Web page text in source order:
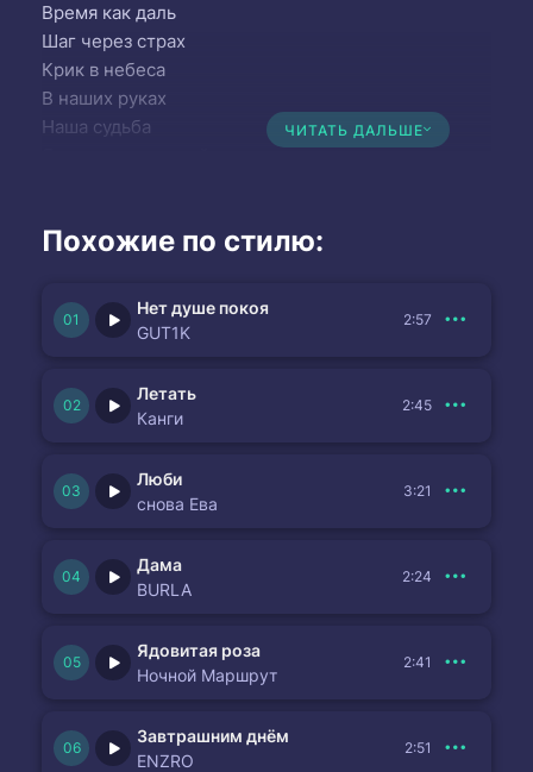
Время как даль
Шаг через страх
Крик в небеса
В наших руках
Наша судьба
Горит и рвётся в тишине
ЧИТАТЬ ДАЛЬШЕ
Похожие по стилю:
Нет душе покоя
GUT1K
2:57
Летать
Канги
2:45
Люби
снова Ева
3:21
Дама
BURLA
2:24
Ядовитая роза
Ночной Маршрут
2:41
Завтрашним днём
ENZRO
2:51